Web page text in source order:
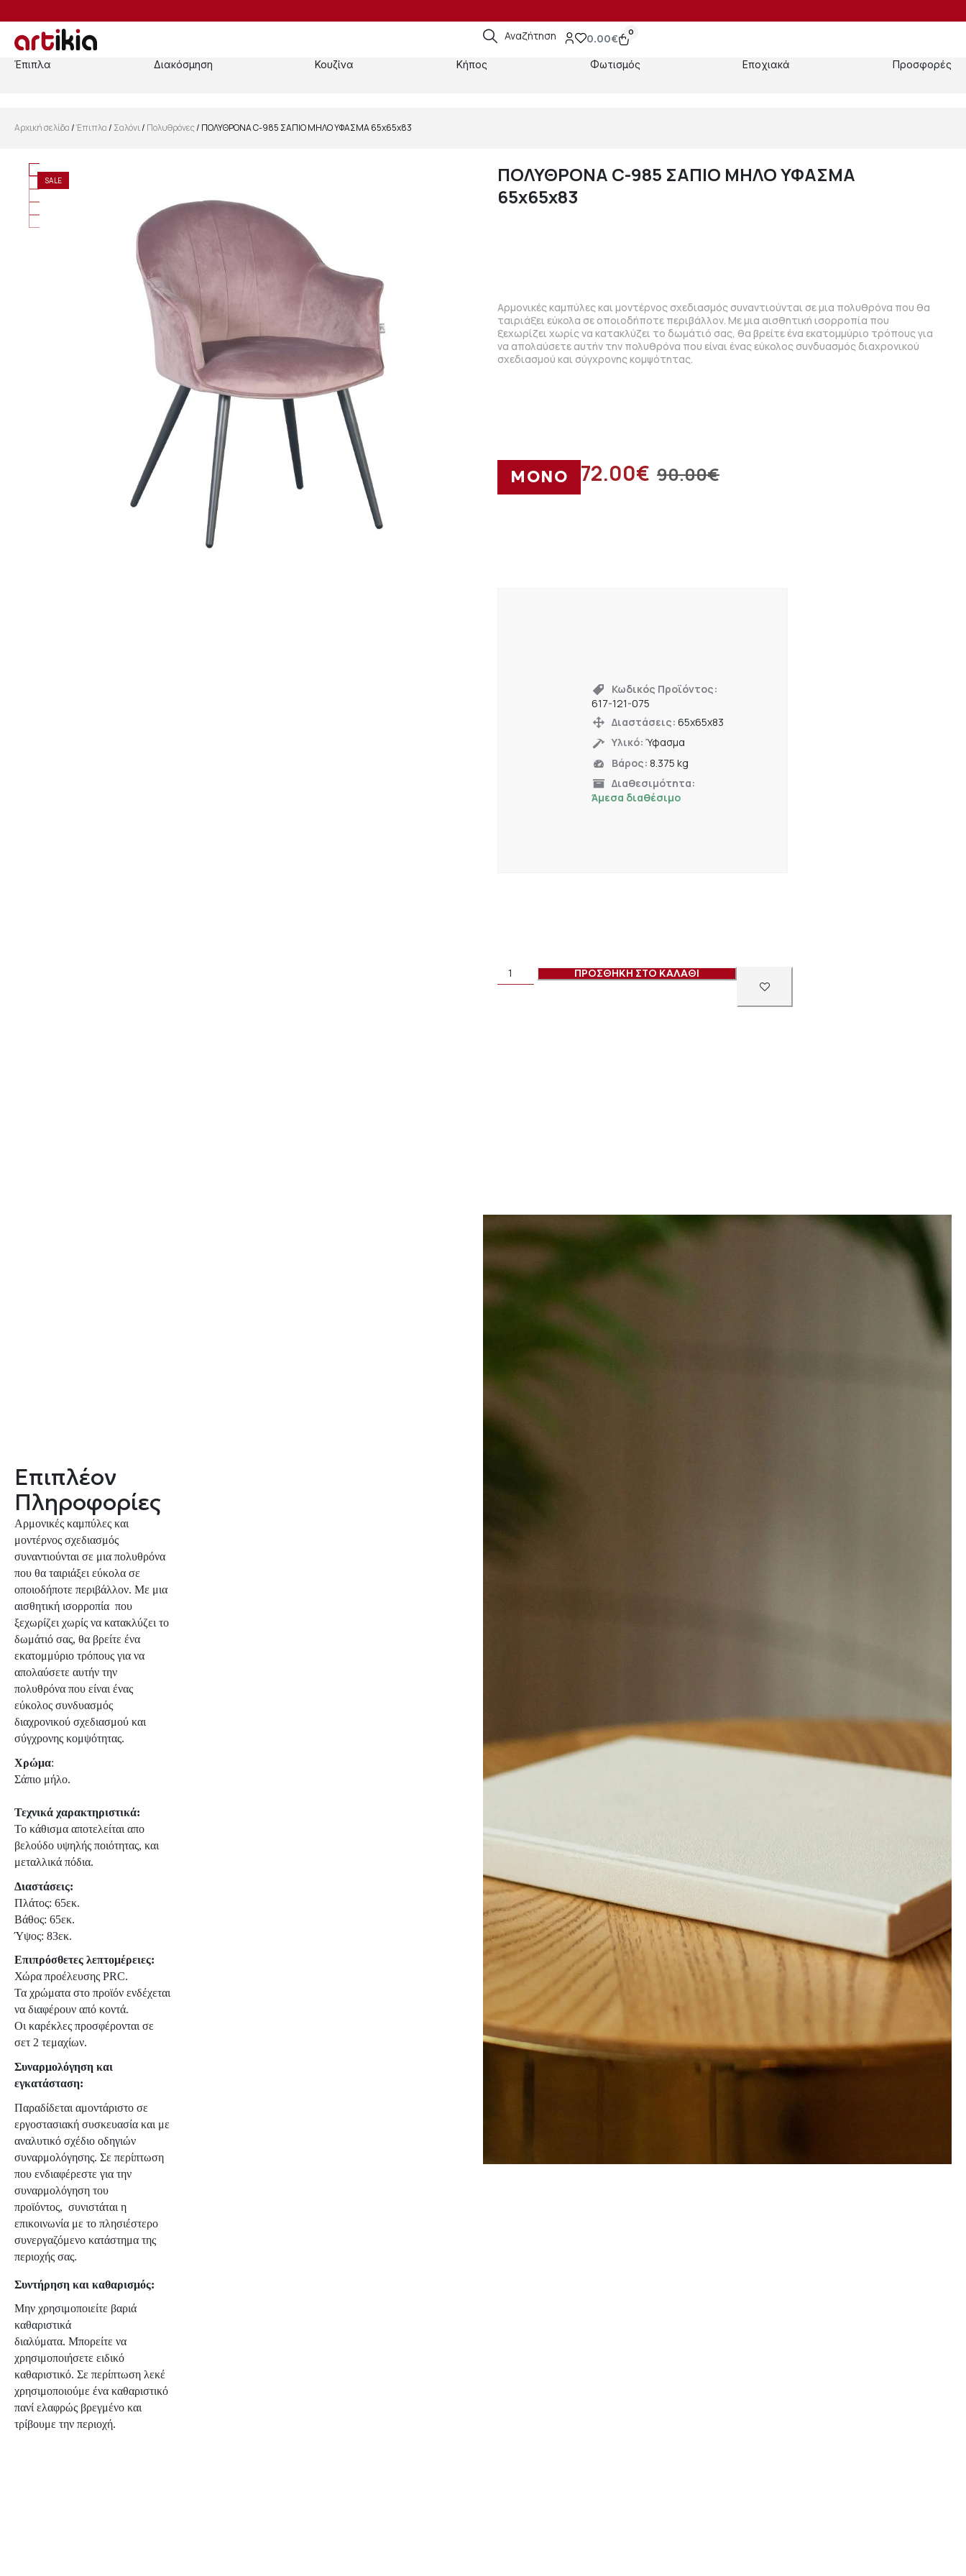
Αναζήτηση 0.00€
0
Έπιπλα Διακόσμηση Κουζίνα Κήπος Φωτισμός Εποχιακά Προσφορές
Αρχική σελίδα/Έπιπλα/ Σαλόνι/ Πολυθρόνες/ ΠΟΛΥΘΡΟΝΑ C-985 ΣΑΠΙΟ ΜΗΛΟ ΥΦΑΣΜΑ 65x65x83
SALE
ΠΟΛΥΘΡΟΝΑ C-985 ΣΑΠΙΟ ΜΗΛΟ ΥΦΑΣΜΑ
65x65x83
Αρμονικές καμπύλες και μοντέρνος σχεδιασμός συναντιούνται σε μια πολυθρόνα που θα
ταιριάξει εύκολα σε οποιοδήποτε περιβάλλον. Με μια αισθητική ισορροπία που
ξεχωρίζει χωρίς να κατακλύζει το δωμάτιό σας, θα βρείτε ένα εκατομμύριο τρόπους για
να απολαύσετε αυτήν την πολυθρόνα που είναι ένας εύκολος συνδυασμός διαχρονικού
σχεδιασμού και σύγχρονης κομψότητας.
ΜΟΝΟ 90.00€
72.00€
Κωδικός Προϊόντος:
617-121-075
Διαστάσεις:65x65x83
Υλικό:Ύφασμα
Βάρος:8.375 kg
Διαθεσιμότητα:
Άμεσα διαθέσιμο
ΠΡΟΣΘΗΚΗ ΣΤΟ ΚΑΛΑΘΙ
Επιπλέον
Πληροφορίες
Αρμονικές καμπύλες και
μοντέρνος σχεδιασμός
συναντιούνται σε μια πολυθρόνα
που θα ταιριάξει εύκολα σε
οποιοδήποτε περιβάλλον. Με μια
αισθητική ισορροπία που
ξεχωρίζει χωρίς να κατακλύζει το
δωμάτιό σας, θα βρείτε ένα
εκατομμύριο τρόπους για να
απολαύσετε αυτήν την
πολυθρόνα που είναι ένας
εύκολος συνδυασμός
διαχρονικού σχεδιασμού και
σύγχρονης κομψότητας.
Χρώμα:
Σάπιο μήλο.
Τεχνικά χαρακτηριστικά:
Το κάθισμα αποτελείται απο
βελούδο υψηλής ποιότητας, και
μεταλλικά πόδια.
Διαστάσεις:
Πλάτος: 65εκ.
Βάθος: 65εκ.
Ύψος: 83εκ.
Επιπρόσθετες λεπτομέρειες:
Χώρα προέλευσης PRC.
Τα χρώματα στο προϊόν ενδέχεται
να διαφέρουν από κοντά.
Οι καρέκλες προσφέρονται σε
σετ 2 τεμαχίων.
Συναρμολόγηση και
εγκατάσταση:
Παραδίδεται αμοντάριστο σε
εργοστασιακή συσκευασία και με
αναλυτικό σχέδιο οδηγιών
συναρμολόγησης. Σε περίπτωση
που ενδιαφέρεστε για την
συναρμολόγηση του
προϊόντος, συνιστάται η
επικοινωνία με το πλησιέστερο
συνεργαζόμενο κατάστημα της
περιοχής σας.
Συντήρηση και καθαρισμός:
Μην χρησιμοποιείτε βαριά
καθαριστικά
διαλύματα. Μπορείτε να
χρησιμοποιήσετε ειδικό
καθαριστικό. Σε περίπτωση λεκέ
χρησιμοποιούμε ένα καθαριστικό
πανί ελαφρώς βρεγμένο και
τρίβουμε την περιοχή.